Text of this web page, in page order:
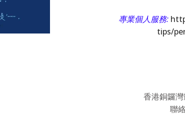
專業個人服務:
tips/
香港銅鑼
聯